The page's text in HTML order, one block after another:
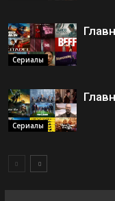
Сериалы
Сериалы